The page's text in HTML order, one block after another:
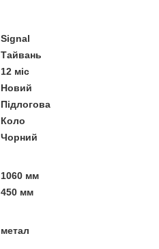
Signal
Тайвань
12 міс
Новий
Підлогова
Коло
Чорний
1060 мм
450 мм
метал